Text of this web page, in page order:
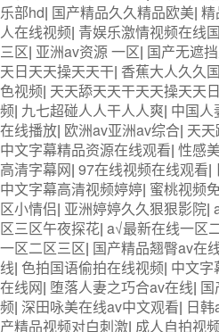
乐部hd| 国产精品久久精品欧美|
人在线视频| 青娱乐激情视频在线
三区| 亚洲av资源 一区| 国产无遮
天日天天操天天干| 香蕉大人久久
色视频| 天天舔天天干天天操天天日
频| 九七超碰人人干人人爽| 中国人
在线播放| 欧洲av亚洲av综合| 天
中文字幕精品资源在线观看| 性感
高清字幕网| 97在线视频在线观看|
中文字幕高清视频婷婷| 蜜桃视频
区小情侣| 亚洲婷婷久久狠狠影院|
区三区午夜探花| a√最新在线一区
一区二区三区| 国产精品翘臀av在
线| 色拍国语偷拍在线视频| 中文字
在线网| 堕落人妻之巧合av在线| 国
频| 深田咏美在线av中文观看| 日
产精品视频对白刺激| 成人自拍视